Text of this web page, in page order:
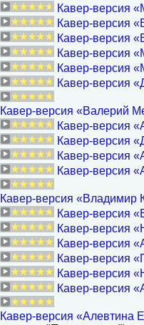
Кавер-версия
Кавер-версия
Кавер-версия
Кавер-версия
Кавер-версия
Кавер-версия
Кавер-версия «Валерий
Кавер-версия
Кавер-версия
Кавер-версия
Кавер-версия
Кавер-версия «Владимир
Кавер-версия
Кавер-версия
Кавер-версия
Кавер-версия
Кавер-версия
Кавер-версия
Кавер-версия «Алевтина